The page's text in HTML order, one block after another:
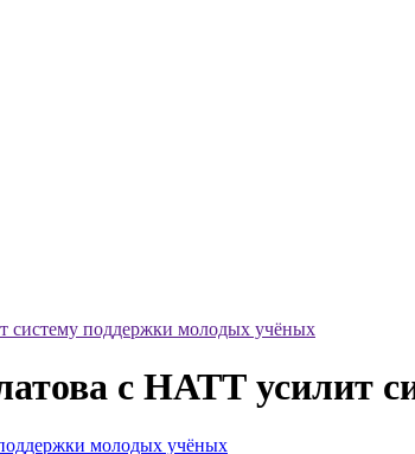
поддержки молодых учёных
с НАТТ усилит